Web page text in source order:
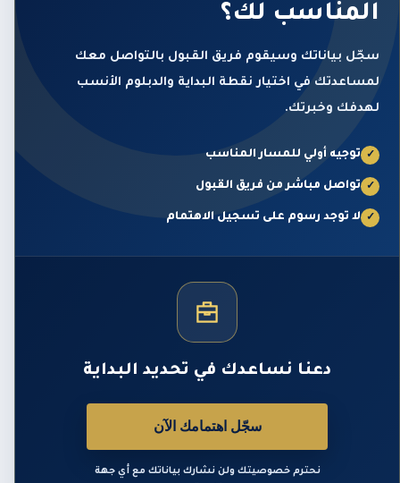
المناسب لك؟
سجّل بياناتك وسيقوم فريق القبول بالتواصل معك
لمساعدتك في اختيار نقطة البداية والدبلوم الأنسب
لهدفك وخبرتك.
✓ توجيه أولي للمسار المناسب
✓ تواصل مباشر من فريق القبول
✓ لا توجد رسوم على تسجيل الاهتمام
دعنا نساعدك في تحديد البداية
سجّل اهتمامك الآن
نحترم خصوصيتك ولن نشارك بياناتك مع أي جهة